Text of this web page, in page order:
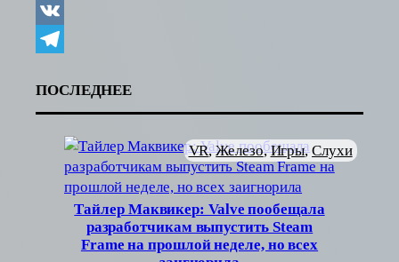
Copy
Link
VK
ПОСЛЕДНЕЕ
Тайлер Маквикер: Valve пообещала
разработчикам выпустить Steam
Frame на прошлой неделе, но всех
VR, Железо, Игры, Слухи